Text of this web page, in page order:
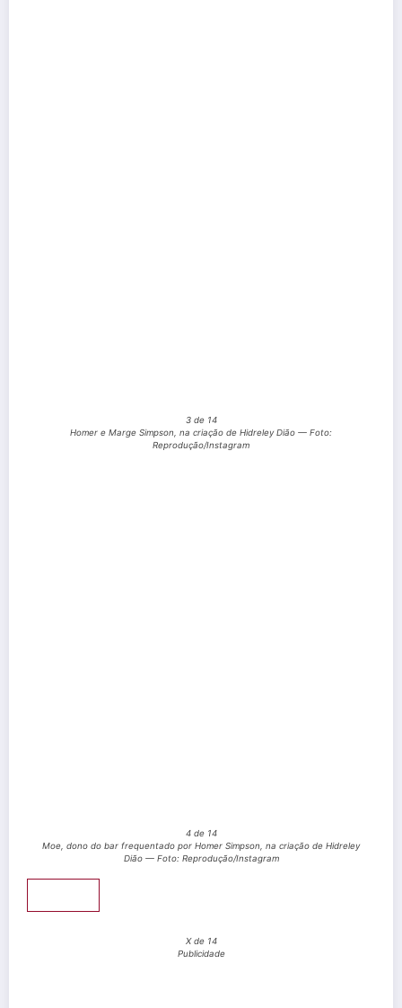
3 de 14
Homer e Marge Simpson, na criação de Hidreley Dião — Foto:
Reprodução/Instagram
4 de 14
Moe, dono do bar frequentado por Homer Simpson, na criação de Hidreley
Dião — Foto: Reprodução/Instagram
X de 14
Publicidade